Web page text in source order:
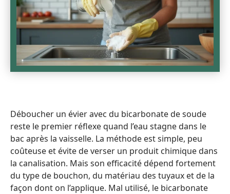
Déboucher un évier avec du bicarbonate de soude
reste le premier réflexe quand l’eau stagne dans le
bac après la vaisselle. La méthode est simple, peu
coûteuse et évite de verser un produit chimique dans
la canalisation. Mais son efficacité dépend fortement
du type de bouchon, du matériau des tuyaux et de la
façon dont on l’applique. Mal utilisé, le bicarbonate